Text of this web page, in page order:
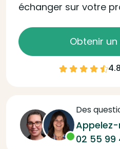
échanger sur votre
Obtenir un
Des
Appelez-
02 55 99